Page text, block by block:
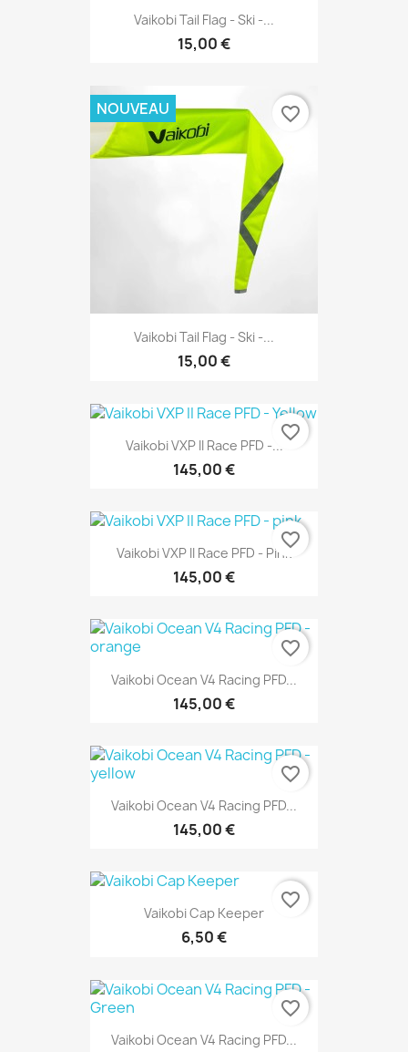
Vaikobi Tail Flag - Ski -...
15,00 €
Vaikobi Tail Flag - Ski -...
15,00 €
NOUVEAU favorite_border
Vaikobi VXP II Race PFD -...
145,00 €
favorite_border
Vaikobi VXP II Race PFD - Pink
145,00 €
favorite_border
Vaikobi Ocean V4 Racing PFD...
145,00 €
favorite_border
Vaikobi Ocean V4 Racing PFD...
145,00 €
favorite_border
Vaikobi Cap Keeper
6,50 €
favorite_border
Vaikobi Ocean V4 Racing PFD...
favorite_border